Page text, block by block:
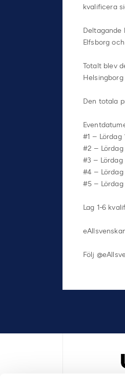
kvalificera
Deltagande
Elfsborg
Totalt blev
Den totala
#1 – Lördag
#2 –
#3 –
#4 –
#5 – Lördag
Lag 1-6
Följ